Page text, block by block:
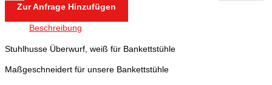
Zur Anfrage Hinzufügen
Beschreibung
Stuhlhusse Überwurf, weiß für Bankettstühle
Maßgeschneidert für unsere Bankettstühle